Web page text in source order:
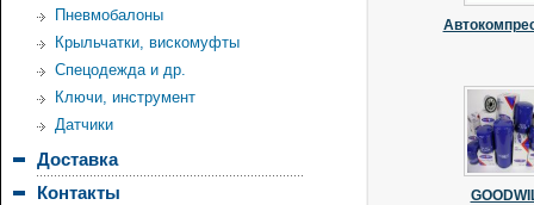
Пневмобалоны
Крыльчатки, вискомуфты
Спецодежда и др.
Ключи, инструмент
Датчики
Доставка
Контакты